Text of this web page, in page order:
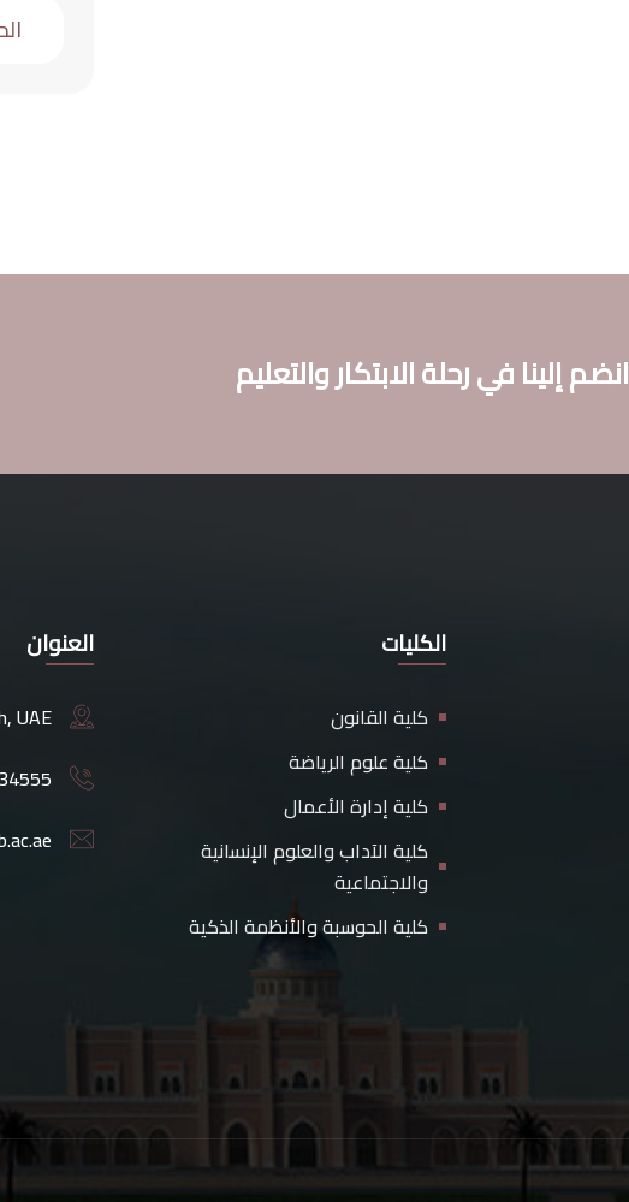
انضم إلينا في رحلة الابتكار والتعليم
الكليات
كلية القانون
كلية علوم الرياضة
كلية إدارة الأعمال
كلية الآداب والعلوم الإنسانية
والاجتماعية
كلية الحوسبة والأنظمة الذكية
العنوان
UAE